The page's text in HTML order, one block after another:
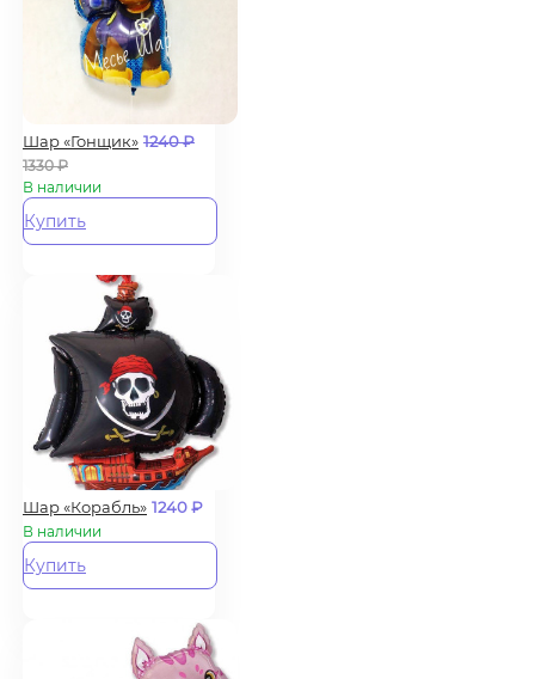
Шар «Гонщик» 1240₽
1330₽
В наличии
Купить
Шар «Корабль» 1240₽
В наличии
Купить